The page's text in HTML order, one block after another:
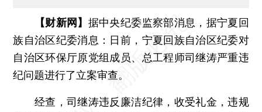
【财新网】 据中央纪委监察部消息，据宁夏回
族自治区纪委消息：日前，宁夏回族自治区纪委对
自治区环保厅原党组成员、总工程师司继涛严重违
纪问题进行了立案审查。
经查，司继涛违反廉洁纪律，收受礼金，违规